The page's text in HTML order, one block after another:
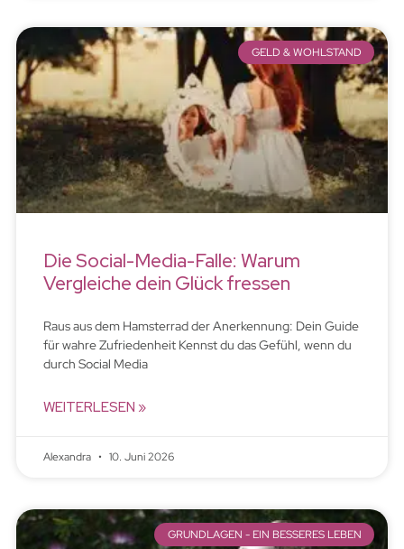
GELD & WOHLSTAND
Die Social-Media-Falle: Warum
Vergleiche dein Glück fressen
Raus aus dem Hamsterrad der Anerkennung: Dein Guide
für wahre Zufriedenheit Kennst du das Gefühl, wenn du
durch Social Media
WEITERLESEN »
Alexandra 10. Juni 2026
GRUNDLAGEN - EIN BESSERES LEBEN